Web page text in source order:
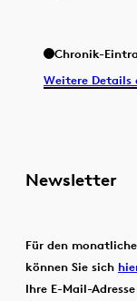
Chronik-
Weitere Details
Newsletter
Für den
können Sie sich
Ihre E-Mail-